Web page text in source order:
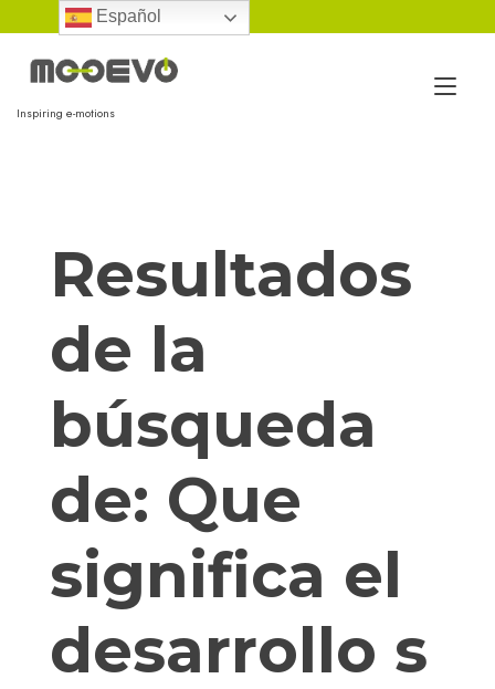
al
Inspiring e-motions
Resultados
de la
búsqueda
de: Que
significa el
desarrollo s
Español